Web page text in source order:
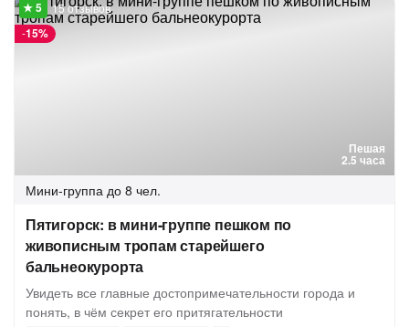
Пешая
2.5 часа
-15%
15 отзывов
Мини-группа до 8 чел.
Пятигорск: в мини-группе пешком по
живописным тропам старейшего
бальнеокурорта
Увидеть все главные достопримечательности города и
понять, в чём секрет его притягательности